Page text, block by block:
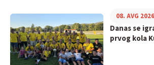
Danas se
prvog kola
08. AVG